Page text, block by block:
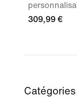
309,99 €